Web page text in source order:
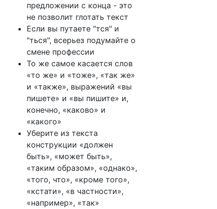
предложении с конца - это
не позволит глотать текст
Если вы путаете "тся" и
"ться", всерьез подумайте о
смене профессии
То же самое касается слов
«то же» и «тоже», «так же»
и «также», выражений «вы
пишете» и «вы пишите» и,
конечно, «каково» и
«какого»
Уберите из текста
конструкции «должен
быть», «может быть»,
«таким образом», «однако»,
«того, что», «кроме того»,
«кстати», «в частности»,
«например», «так»